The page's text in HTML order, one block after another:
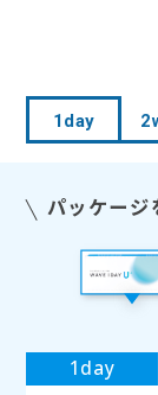
1day
パッケージ